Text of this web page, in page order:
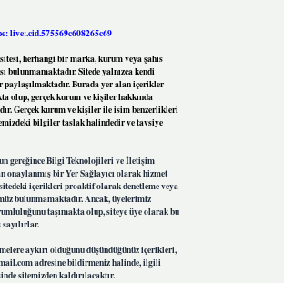
live:.cid.575569c608265c69
herhangi bir marka, kurum veya şahıs
bulunmamaktadır. Sitede yalnızca kendi
paylaşılmaktadır. Burada yer alan içerikler
olup, gerçek kurum ve kişiler hakkında
Gerçek kurum ve kişiler ile isim benzerlikleri
bilgiler taslak halindedir ve tavsiye
gereğince Bilgi Teknolojileri ve İletişim
onaylanmış bir Yer Sağlayıcı olarak hizmet
içerikleri proaktif olarak denetleme veya
bulunmamaktadır. Ancak, üyelerimiz
taşımakta olup, siteye üye olarak bu
aykırı olduğunu düşündüğünüz içerikleri,
adresine bildirmeniz halinde, ilgili
sitemizden kaldırılacaktır.